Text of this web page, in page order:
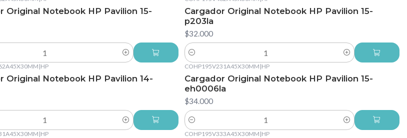
Original Notebook HP Pavilion 15-
Cargador Original Notebook HP Pavilion 15-
p203la
$32.000
Cantidad
|HP
Original Notebook HP Pavilion 14-
COHP195V231A45X30MM |HP
Cargador Original Notebook HP Pavilion 15-
eh0006la
$34.000
Cantidad
|HP COHP195V333A45X30MM |HP